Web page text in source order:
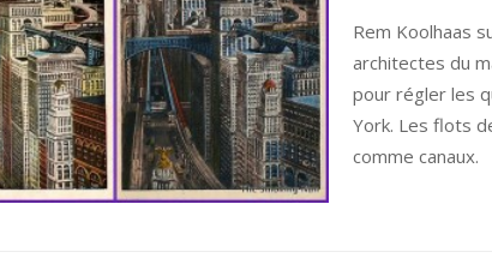
Rem Koolhaas
architectes du
pour régler les
York. Les flots
comme canaux.
CRITICAL ZONES. OBSERVATORIES FOR EARTHLY POLITICS